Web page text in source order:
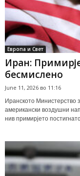
Европа и Свет
Иран:
бесмислено
June 11, 2026 во 11:16
Иранското Министерство
американски воздушни
нив примирјето